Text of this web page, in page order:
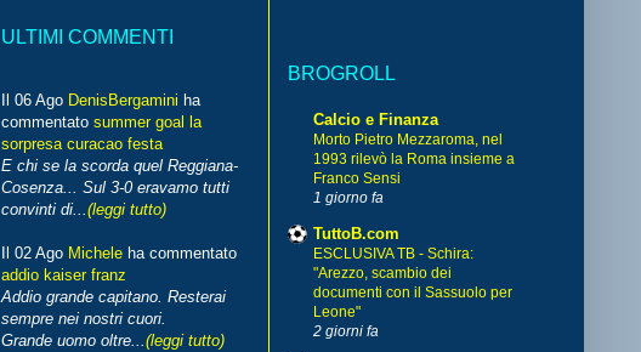
ULTIMI COMMENTI
Il 06 Ago DenisBergamini ha
commentato summer goal la
sorpresa curacao festa
E chi se la scorda quel Reggiana-
Cosenza... Sul 3-0 eravamo tutti
convinti di...(leggi tutto)
Il 02 Ago Michele ha commentato
addio kaiser franz
Addio grande capitano. Resterai
sempre nei nostri cuori.
Grande uomo oltre...(leggi tutto)
BROGROLL
Calcio e Finanza
Morto Pietro Mezzaroma, nel
1993 rilevò la Roma insieme a
Franco Sensi
1 giorno fa
TuttoB.com
ESCLUSIVA TB - Schira:
"Arezzo, scambio dei
documenti con il Sassuolo per
Leone"
2 giorni fa